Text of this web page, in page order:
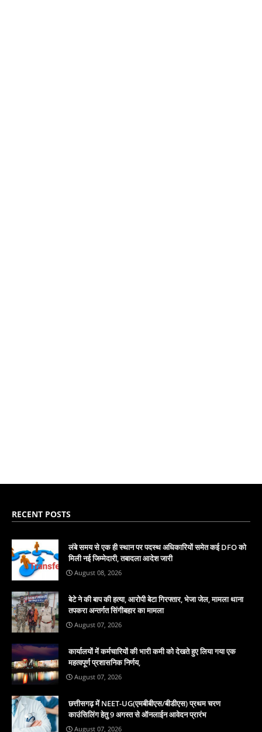
RECENT POSTS
लंबे समय से एक ही स्थान पर पदस्थ अधिकारियों समेत कई DFO को
मिली नई जिम्मेदारी, तबादला आदेश जारी
August 08, 2026
बेटे ने की बाप की हत्या, आरोपी बेटा गिरफ्तार, भेजा जेल, मामला थाना
तपकरा अन्तर्गत सिंगीबहार का मामला
August 07, 2026
कार्यालयों में कर्मचारियों की भारी कमी को देखते हुए लिया गया एक
महत्वपूर्ण प्रशासनिक निर्णय,
August 07, 2026
छत्तीसगढ़ में NEET-UG(एमबीबीएस/बीडीएस) प्रथम चरण
काउंसिलिंग हेतु 9 अगस्त से ऑनलाईन आवेदन प्रारंभ
August 07, 2026